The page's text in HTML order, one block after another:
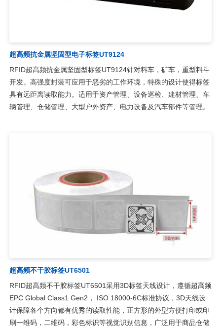
超高频抗金属坚固型电子标签UT9124
RFID超高频抗金属坚固型标签UT9124针对料车，矿车，重型料斗
开发。高强度封装可应用于恶劣的工作环境，特殊的设计使得标签
具有远距离读取能力。适用于资产管理、设备巡检、建材管理、车
辆管理、仓储管理、大型户外资产、电力设备及汽车部件等管理。
超高频不干胶标签UT6501
RFID超高频不干胶标签UT6501采用3D标签天线设计，遵循超高频
EPC Global Class1 Gen2， ISO 18000-6C标准协议，3D天线设
计保障各个方向都有优秀的读取性能，正方形的外型方便打印或印
刷一维码，二维码，彩色标识等视觉识别信息，广泛用于商品仓储